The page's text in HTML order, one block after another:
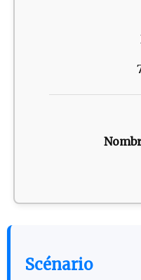
Scénario